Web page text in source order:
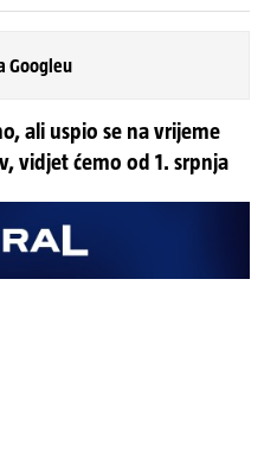
Googleu
ali uspio se na vrijeme
vidjet ćemo od 1. srpnja